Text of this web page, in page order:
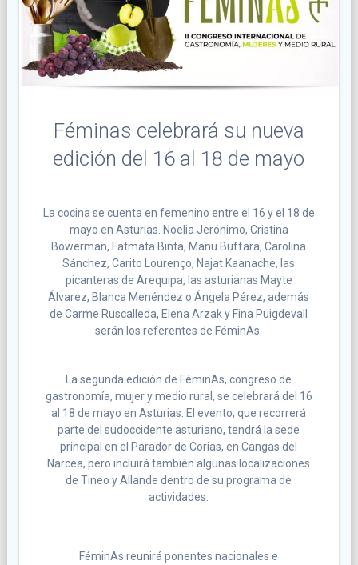
Féminas celebrará su nueva
edición del 16 al 18 de mayo
La cocina se cuenta en femenino entre el 16 y el 18 de
mayo en Asturias. Noelia Jerónimo, Cristina
Bowerman, Fatmata Binta, Manu Buffara, Carolina
Sánchez, Carito Lourenço, Najat Kaanache, las
picanteras de Arequipa, las asturianas Mayte
Álvarez, Blanca Menéndez o Ángela Pérez, además
de Carme Ruscalleda, Elena Arzak y Fina Puigdevall
serán los referentes de FéminAs.
La segunda edición de FéminAs, congreso de
gastronomía, mujer y medio rural, se celebrará del 16
al 18 de mayo en Asturias. El evento, que recorrerá
parte del sudoccidente asturiano, tendrá la sede
principal en el Parador de Corias, en Cangas del
Narcea, pero incluirá también algunas localizaciones
de Tineo y Allande dentro de su programa de
actividades.
FéminAs reunirá ponentes nacionales e